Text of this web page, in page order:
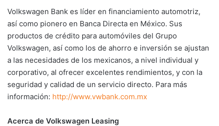
Volkswagen Bank es líder en financiamiento automotriz,
así como pionero en Banca Directa en México. Sus
productos de crédito para automóviles del Grupo
Volkswagen, así como los de ahorro e inversión se ajustan
a las necesidades de los mexicanos, a nivel individual y
corporativo, al ofrecer excelentes rendimientos, y con la
seguridad y calidad de un servicio directo. Para más
información: http://www.vwbank.com.mx
Acerca de Volkswagen Leasing